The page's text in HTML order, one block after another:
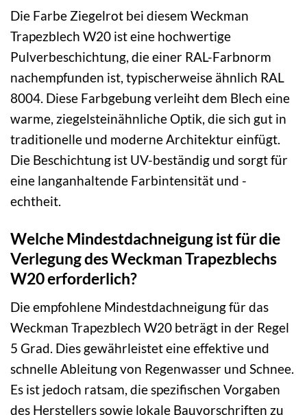
Die Farbe Ziegelrot bei diesem Weckman
Trapezblech W20 ist eine hochwertige
Pulverbeschichtung, die einer RAL-Farbnorm
nachempfunden ist, typischerweise ähnlich RAL
8004. Diese Farbgebung verleiht dem Blech eine
warme, ziegelsteinähnliche Optik, die sich gut in
traditionelle und moderne Architektur einfügt.
Die Beschichtung ist UV-beständig und sorgt für
eine langanhaltende Farbintensität und -
echtheit.
Welche Mindestdachneigung ist für die
Verlegung des Weckman Trapezblechs
W20 erforderlich?
Die empfohlene Mindestdachneigung für das
Weckman Trapezblech W20 beträgt in der Regel
5 Grad. Dies gewährleistet eine effektive und
schnelle Ableitung von Regenwasser und Schnee.
Es ist jedoch ratsam, die spezifischen Vorgaben
des Herstellers sowie lokale Bauvorschriften zu